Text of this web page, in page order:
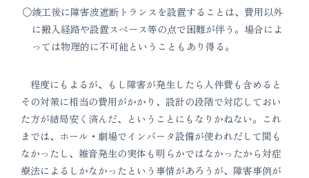
竣工後に障害波遮断トランスを設置することは、費用以外
に搬入経路や設置スペース等の点で困難が伴う。場合によ
っては物理的に不可能ということもあり得る。
程度にもよるが、もし障害が発生したら人件費も含めると
その対策に相当の費用がかかり、設計の段階で対応しておい
た方が結局安く済んだ、ということにもなりかねない。これ
までは、ホール・劇場でインバータ設備が使われだして間も
なかったし、雑音発生の実体も明らかではなかったから対症
療法によるしかなかったという事情があろうが、障害事例が